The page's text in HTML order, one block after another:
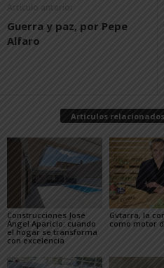
Artículo anterior
Guerra y paz, por Pepe
Alfaro
Artículos relacionados
Construcciones José
Ángel Aparicio: cuando
el hogar se transforma
con excelencia
Gvtarra, la
como motor